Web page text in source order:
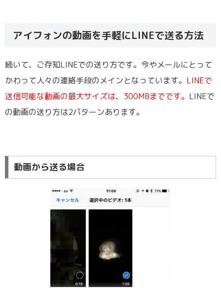
アイフォンの動画を手軽にLINEで送る方法
続いて、ご存知LINEでの送り方です。今やメールにとって
かわって人々の連絡手段のメインとなっています。 LINEで
送信可能な動画の最大サイズは、300MBまでです。 LINEで
の動画の送り方は2パターンあります。
動画から送る場合